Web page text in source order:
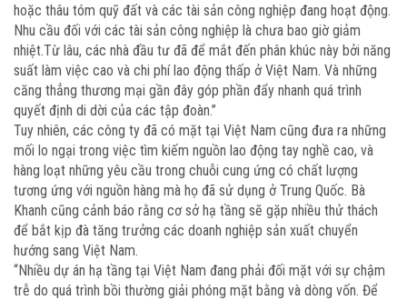
hoặc thâu tóm quỹ đất và các tài sản công nghiệp đang hoạt động.
Nhu cầu đối với các tài sản công nghiệp là chưa bao giờ giảm
nhiệt.Từ lâu, các nhà đầu tư đã để mắt đến phân khúc này bởi năng
suất làm việc cao và chi phí lao động thấp ở Việt Nam. Và những
căng thẳng thương mại gần đây góp phần đẩy nhanh quá trình
quyết định di dời của các tập đoàn.”
Tuy nhiên, các công ty đã có mặt tại Việt Nam cũng đưa ra những
mối lo ngại trong việc tìm kiếm nguồn lao động tay nghề cao, và
hàng loạt những yêu cầu trong chuỗi cung ứng có chất lượng
tương ứng với nguồn hàng mà họ đã sử dụng ở Trung Quốc. Bà
Khanh cũng cảnh báo rằng cơ sở hạ tầng sẽ gặp nhiều thử thách
để bắt kịp đà tăng trưởng các doanh nghiệp sản xuất chuyển
hướng sang Việt Nam.
“Nhiều dự án hạ tầng tại Việt Nam đang phải đối mặt với sự chậm
trễ do quá trình bồi thường giải phóng mặt bằng và dòng vốn. Để